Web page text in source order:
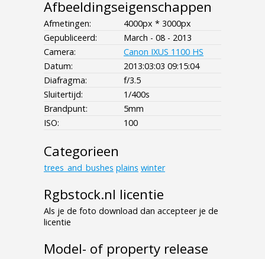
Afbeeldingseigenschappen
Afmetingen:
4000px * 3000px
Gepubliceerd:
March - 08 - 2013
Camera:
Canon IXUS 1100 HS
Datum:
2013:03:03 09:15:04
Diafragma:
f/3.5
Sluitertijd:
1/400s
Brandpunt:
5mm
ISO:
100
Categorieen
trees_and_bushes plains winter
Rgbstock.nl licentie
Als je de foto download dan accepteer je de
licentie
Model- of property release